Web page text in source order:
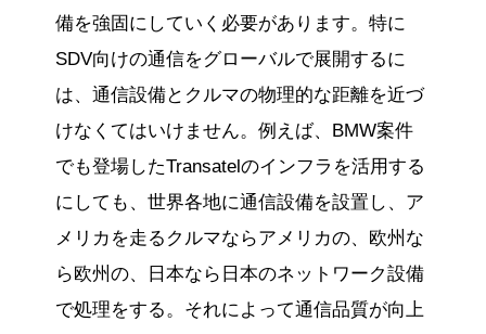
備を強固にしていく必要があります。特に
SDV向けの通信をグローバルで展開するに
は、通信設備とクルマの物理的な距離を近づ
けなくてはいけません。例えば、BMW案件
でも登場したTransatelのインフラを活用する
にしても、世界各地に通信設備を設置し、ア
メリカを走るクルマならアメリカの、欧州な
ら欧州の、日本なら日本のネットワーク設備
で処理をする。それによって通信品質が向上